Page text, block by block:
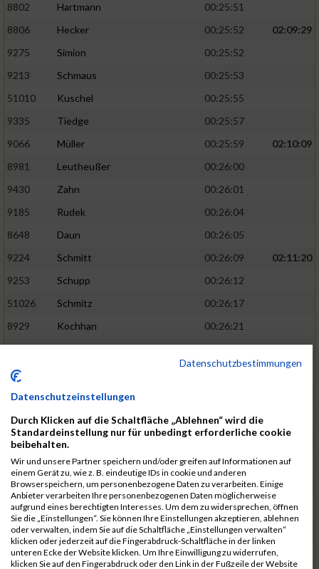
8802
Hartmann
00:25:51
8806
Hecker 00:25:52
02:09:29
9275
Simion
00:25:52
9213
Schmaus
00:25:53
51010
Kuschel
00:25:55
9335
Tiedge
00:25:57
9066
Müller 00:25:59
02:10:09
8981
Leutheußer
00:26:00
9430
Zahn
00:26:01
9185
Rudek
00:26:04
8648
Daun
00:26:05
9224
Schmitt 00:26:09
02:11:20
9253
Schupp
00:26:12
51026
Schmitz
00:26:17
8929
Kochhan
00:26:21
9023
Martens
00:26:21
9209
02:11:59
9221
Schmitt
9136
Pretz
00:26:24
8643
Dallner
00:26:25
8940
Köster
00:26:27
51030
Schwieter 00:26:34
02:12:59
8653
Diederich
00:26:36
8669
Dötsch
00:26:36
8546
Ax 00:26:36
Datenschutzbestimmungen
Datenschutzeinstellungen
Durch Klicken auf die Schaltfläche „Ablehnen“ wird die
Standardeinstellung nur für unbedingt erforderliche cookie
beibehalten.
Wir und unsere Partner speichern und/oder greifen auf Informationen auf
einem Gerät zu, wie z. B. eindeutige IDs in cookie und anderen
Browserspeichern, um personenbezogene Daten zu verarbeiten. Einige
Anbieter verarbeiten Ihre personenbezogenen Daten möglicherweise
aufgrund eines berechtigten Interesses. Um dem zu widersprechen, öffnen
Sie die „Einstellungen“. Sie können Ihre Einstellungen akzeptieren, ablehnen
oder verwalten, indem Sie auf die Schaltfläche „Einstellungen verwalten“
klicken oder jederzeit auf die Fingerabdruck-Schaltfläche in der linken
unteren Ecke der Website klicken. Um Ihre Einwilligung zu widerrufen,
klicken Sie auf den Fingerabdruck oder den Link in der Fußzeile der Website